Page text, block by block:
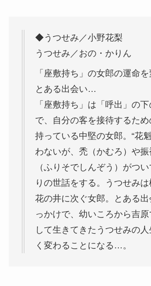
◆うつせみ／小野花梨
うつせみ／おの・かりん
「座敷持ち」の女郎の運命を
とある出会い…
「座敷持ち」は「呼出」の
で、自分の客を接待するため
持っている中堅の女郎。“花
わないが、禿（かむろ）や振
（ふりそでしんぞう）がつ
りの世話をする。うつせみは
花の井に次ぐ女郎。とある出
っかけで、幼いころから吉原
して生きてきたうつせみの人
く変わることになる…。